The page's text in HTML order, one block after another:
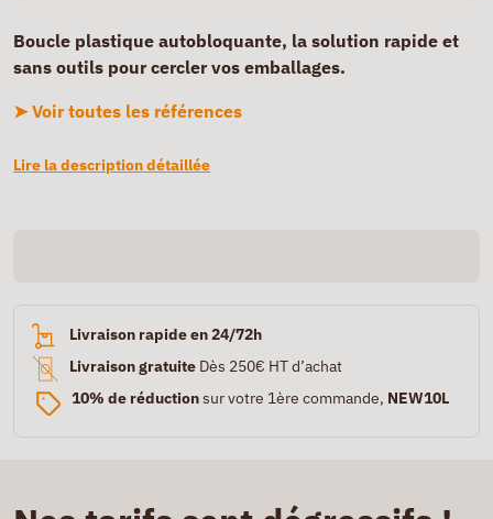
Boucle plastique autobloquante, la solution rapide et
sans outils pour cercler vos emballages.
➤ Voir toutes les références
Lire la description détaillée
Livraison rapide en 24/72h
Livraison gratuite Dès 250€ HT d’achat
10% de réductionsur votre 1ère commande, NEW10L